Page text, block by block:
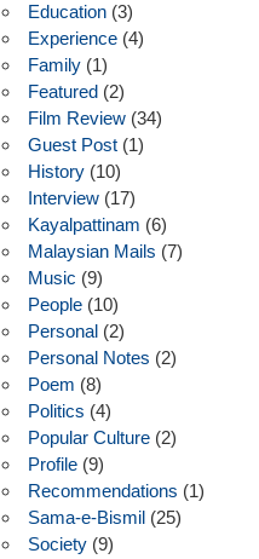
Education(3)
Experience(4)
Family(1)
Featured(2)
Film Review(34)
Guest Post(1)
History(10)
Interview(17)
Kayalpattinam (6)
Malaysian Mails (7)
Music (9)
People(10)
Personal(2)
Personal Notes (2)
Poem (8)
Politics (4)
Popular Culture(2)
Profile(9)
Recommendations (1)
Sama-e-Bismil(25)
Society(9)